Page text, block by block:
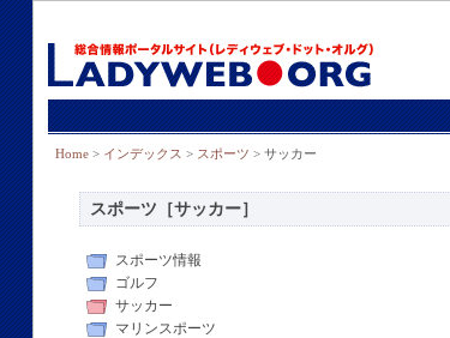
Home > インデックス > スポーツ > サッカー
スポーツ［サッカー］
スポーツ情報
ゴルフ
サッカー
マリンスポーツ